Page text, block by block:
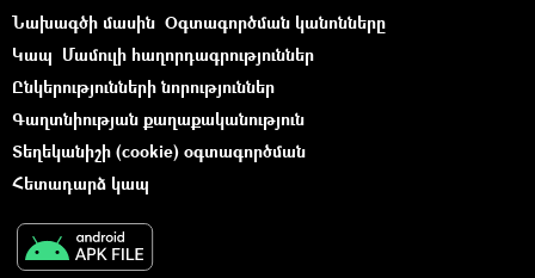
Նախագծի մասին Օգտագործման կանոնները
Կապ Մամուլի հաղորդագրություններ
Ընկերությունների նորություններ
Գաղտնիության քաղաքականություն
Տեղեկանիշի (cookie) օգտագործման
Հետադարձ կապ